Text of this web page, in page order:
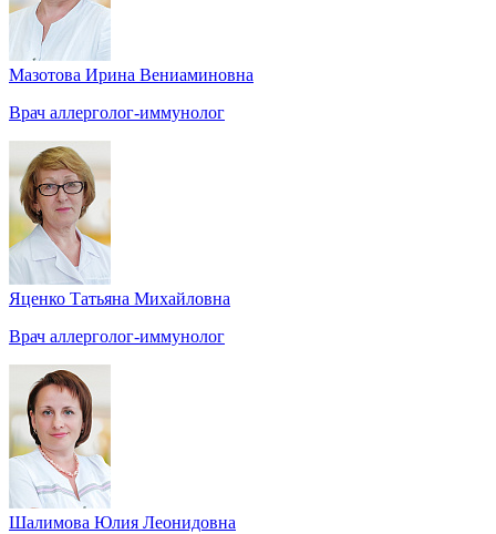
Мазотова Ирина Вениаминовна
Врач аллерголог-иммунолог
Яценко Татьяна Михайловна
Врач аллерголог-иммунолог
Шалимова Юлия Леонидовна